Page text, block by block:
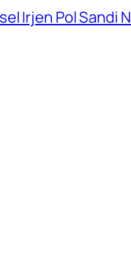
Irjen Pol Sandi